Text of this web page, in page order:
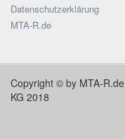
Datenschutzerklärung
MTA-R.de
Copyright © by MTA-
KG 2018